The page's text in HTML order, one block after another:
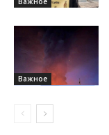
Важное